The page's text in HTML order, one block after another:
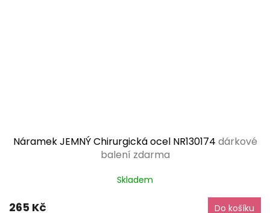
Náramek JEMNÝ Chirurgická ocel NR130174 dárkové
balení zdarma
Skladem
265 Kč Do košíku